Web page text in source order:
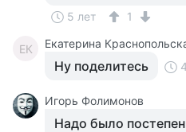
5 лет 1
ЕК Екатерина
Ну поделитесь
Игорь Фолимонов
Надо было